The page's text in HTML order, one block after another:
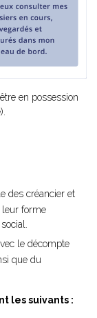
en possession
des créancier et
leur forme
le décompte
que du
les suivants :